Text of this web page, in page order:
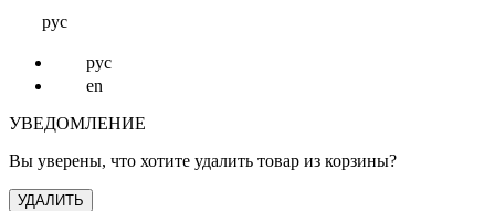
рус
рус
en
УВЕДОМЛЕНИЕ
Вы уверены, что хотите удалить товар из корзины?